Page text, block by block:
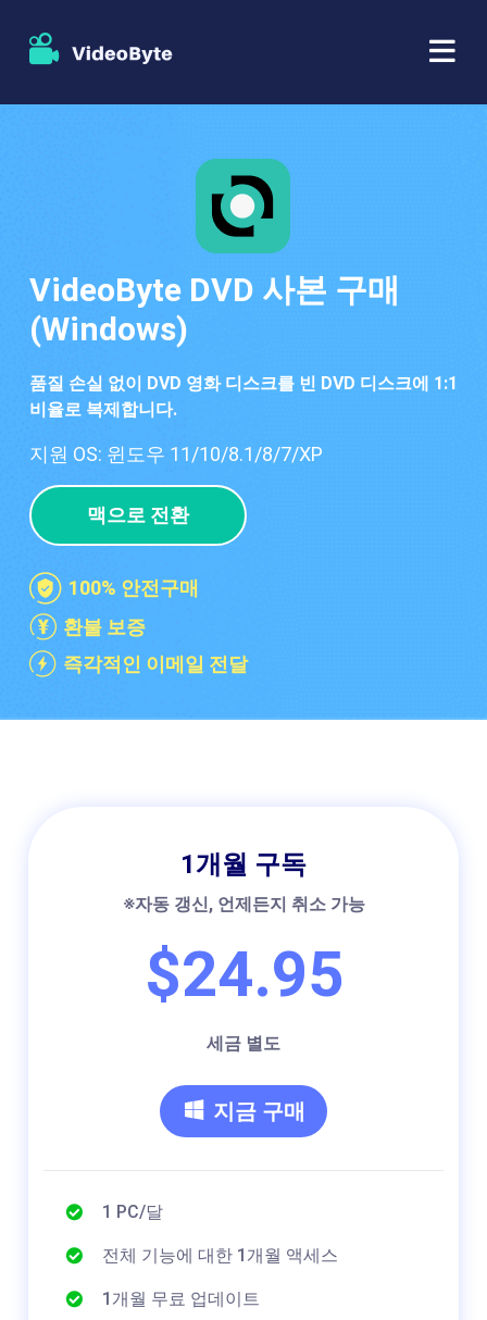
블루레이 플레이어
DVD 크리에이터
지원하다
VideoByte DVD 사본 구매
(Windows)
품질 손실 없이 DVD 영화 디스크를 빈 DVD 디스크에 1:1
비율로 복제합니다.
지원 OS: 윈도우 11/10/8.1/8/7/XP
맥으로 전환
100% 안전구매
환불 보증
즉각적인 이메일 전달
1개월 구독
※자동 갱신, 언제든지 취소 가능
$24.95
세금 별도
지금 구매
1 PC/달
전체 기능에 대한 1개월 액세스
1개월 무료 업데이트